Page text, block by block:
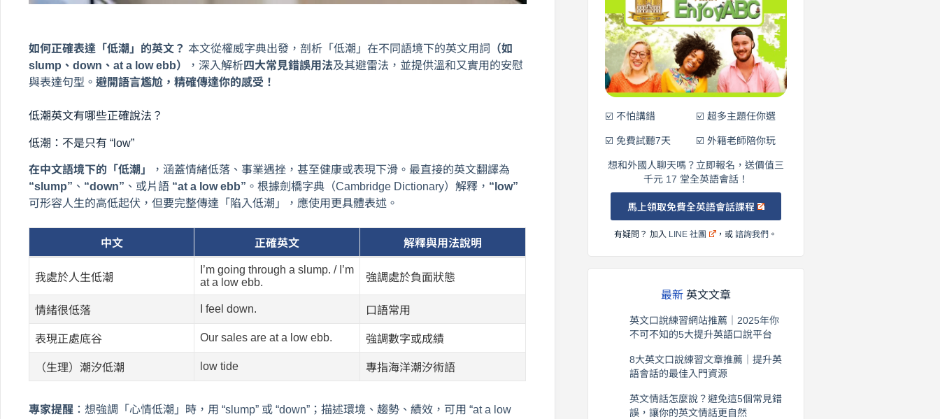
如何正確表達「低潮」的英文？ 本文從權威字典出發，剖析「低潮」在不同語境下的英文用詞 （如
slump、down、at a low ebb）
，深入解析四大常見錯誤用法及其避雷法，並提供溫和又實用的安慰
與表達句型。 避開語言尷尬，精確傳達你的感受！
低潮英文有哪些正確說法？
低潮：不是只有 “low”
在中文語境下的「低潮」
，涵蓋情緒低落、事業遇挫，甚至健康或表現下滑。最直接的英文翻譯為
“slump” 、 “down” 、或片語 “at a low ebb” 。根據劍橋字典（Cambridge Dictionary）解釋， “low”
可形容人生的高低起伏，但要完整傳達「陷入低潮」，應使用更具體表述。
中文 正確英文 解釋與用法說明
我處於人生低潮
I’m going through a slump. / I’m
at a low ebb.
強調處於負面狀態
情緒很低落 I feel down. 口語常用
表現正處底谷 Our sales are at a low ebb. 強調數字或成績
（生理）潮汐低潮 low tide 專指海洋潮汐術語
專家提醒 ：想強調「心情低潮」時，用 “slump” 或 “down”；描述環境、趨勢、績效，可用 “at a low
說
營
0
元
開
始
說
英
語！
☑️ 不怕講錯
☑️ 免費試聽7天
☑️ 超多主題任你選
☑️ 外籍老師陪你玩
想和外國人聊天嗎？立即報名，送價值三
千元 17 堂全英語會話！
馬上領取免費全英語會話課程
有疑問？ 加入 LINE 社團 ，或諮詢我們 。
最新英文文章
英文口說練習網站推薦｜2025年你
不可不知的5大提升英語口說平台
8大英文口說練習文章推薦｜提升英
語會話的最佳入門資源
英文情話怎麼說？避免這5個常見錯
誤，讓你的英文情話更自然